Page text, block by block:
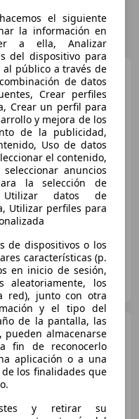
500Dolcevita 1.0 Hybrid
70 CV
comparación
500 Dolcevita 1.0 Hybrid
70 CV
comparación
el siguiente
la información en
a ella, Analizar
del dispositivo para
público a través de
de datos
Crear perfiles
Crear un perfil para
y mejora de los
de la publicidad,
Uso de datos
el contenido,
anuncios
la selección de
Utilizar datos de
Utilizar perfiles para
de dispositivos o los
características (p.
en inicio de sesión,
aleatoriamente, los
red), junto con otra
y el tipo del
de la pantalla, las
pueden almacenarse
fin de reconocerlo
aplicación o a una
los finalidades que
y retirar su